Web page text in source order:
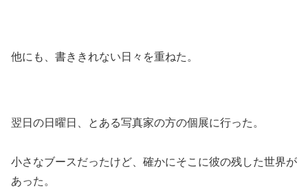
他にも、書ききれない日々を重ねた。
翌日の日曜日、とある写真家の方の個展に行った。
小さなブースだったけど、確かにそこに彼の残した世界が
あった。